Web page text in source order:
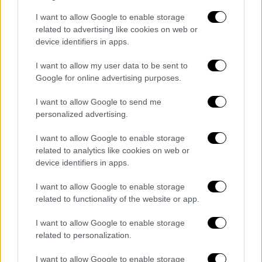
I want to allow Google to enable storage
related to advertising like cookies on web or
device identifiers in apps.
I want to allow my user data to be sent to
Google for online advertising purposes.
I want to allow Google to send me
personalized advertising.
I want to allow Google to enable storage
related to analytics like cookies on web or
device identifiers in apps.
I want to allow Google to enable storage
related to functionality of the website or app.
I want to allow Google to enable storage
related to personalization.
I want to allow Google to enable storage
50χρονος δεν αντιμετώπιζε ψυχολογικά
προβλήματα, λέγοντας: «Όχι, τι προβλήματα;
Δεν είχε προβλήματα. Δεν ξέρω τώρα τι
έγινε».
Ο 50χρονος, ο
οποίος φέρεται να έπνιξε την
59χρονη αδελφή του με σακούλα, ζήτησε και
έλαβε προθεσμία να απολογηθεί την
ερχόμενη Τετάρτη (24/9). Ο εισαγγελέας
άσκησε σε βάρος του δίωξη για
ανθρωποκτονία εκ προθέσεως, με το
έγκλημα να έχει διαπραχθεί το μεσημέρι του
Σαββάτου (20/9) στην περιοχή της
Αναλήψεως Θεσσαλονίκης. Ο
κατηγορούμενος οδηγήθηκε το πρωί της
Κυριακής (21/09) στον εισαγγελέα,
φορώντας αλεξίσφαιρο γιλέκο και υπό